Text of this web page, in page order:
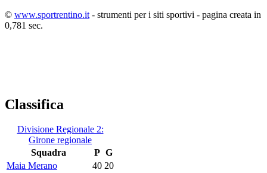
© www.sportrentino.it - strumenti per i siti sportivi - pagina creata in
0,781 sec.
Classifica
Divisione Regionale 2:
Girone regionale
Squadra
P G
Maia Merano
40 20